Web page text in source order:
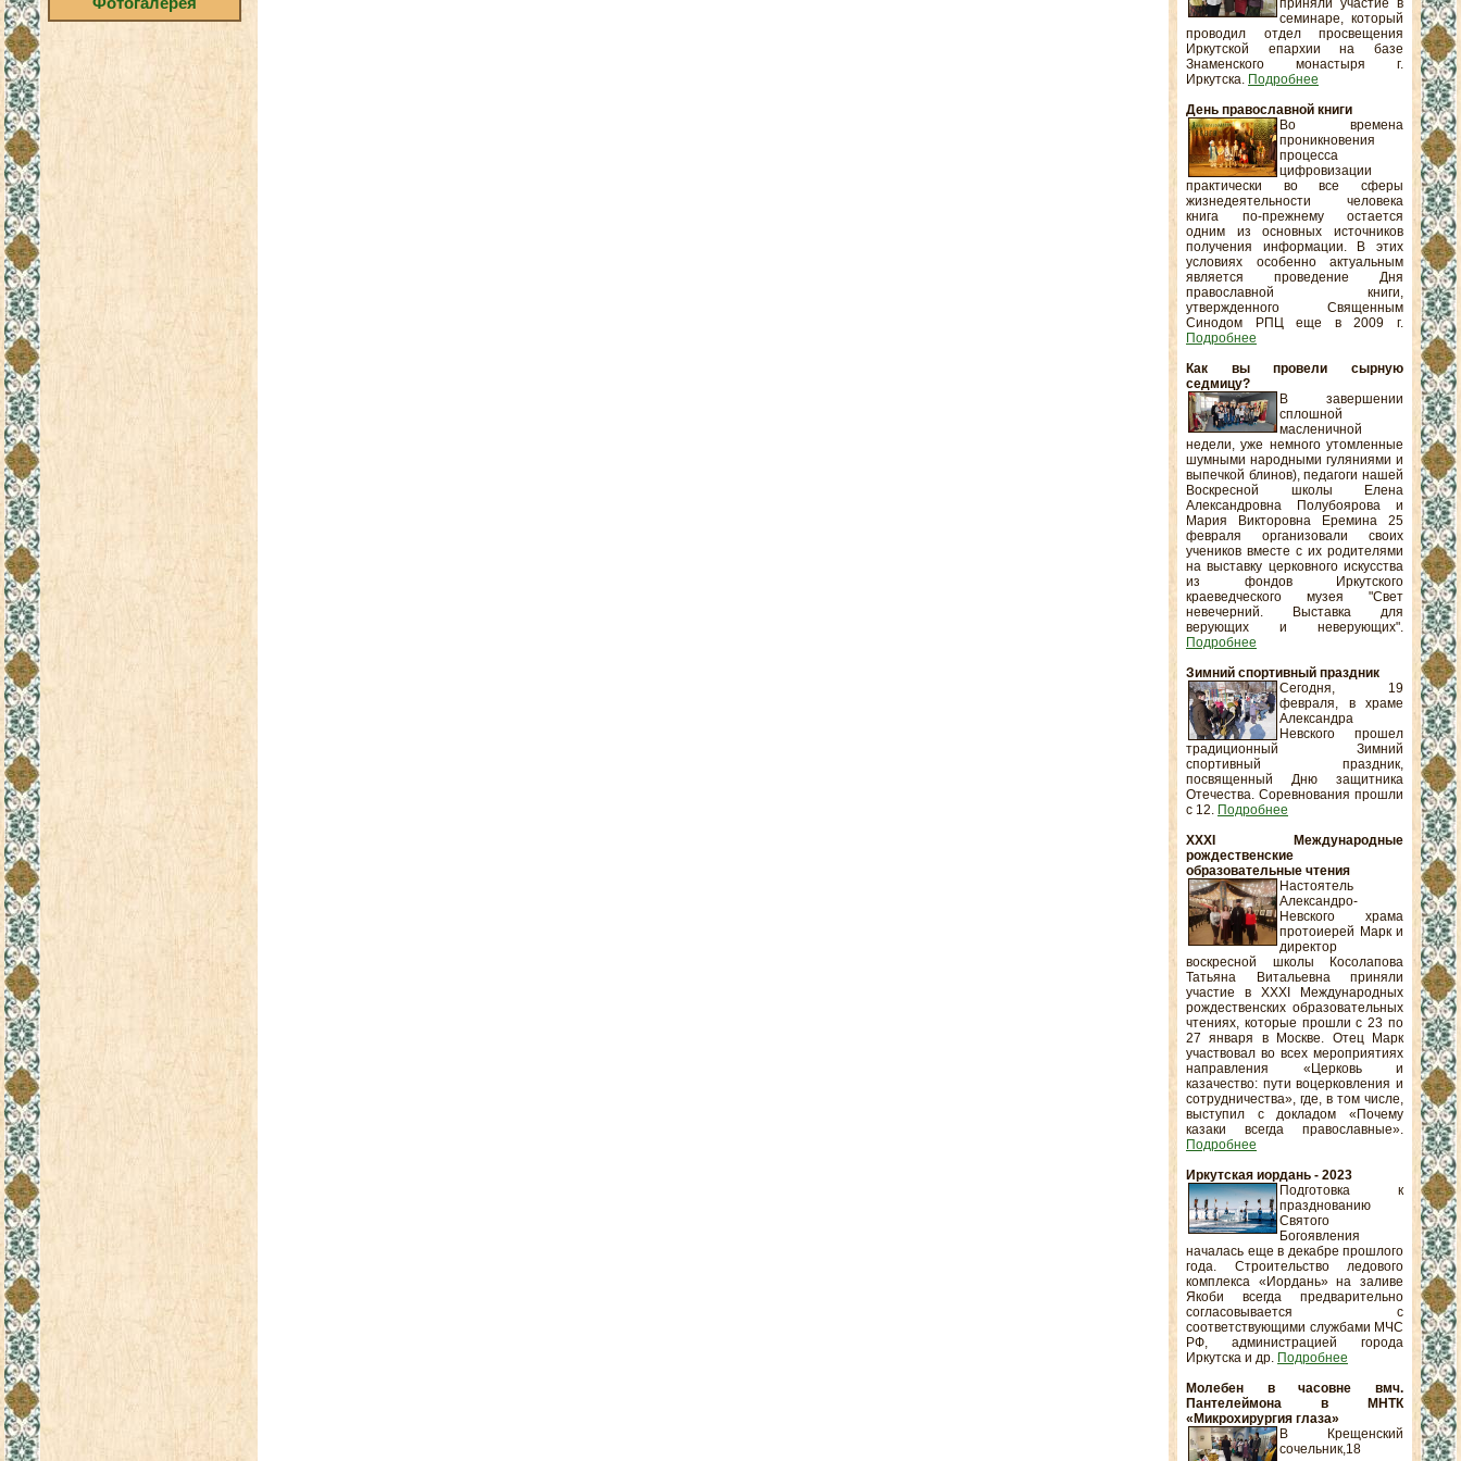
приняли участие в
семинаре, который
проводил отдел просвещения
Иркутской епархии на базе
Знаменского монастыря г.
Иркутска. Подробнее
День православной книги
Во времена
проникновения
процесса
цифровизации
практически во все сферы
жизнедеятельности человека
книга по-прежнему остается
одним из основных источников
получения информации. В этих
условиях особенно актуальным
является проведение Дня
православной книги,
утвержденного Священным
Синодом РПЦ еще в 2009 г.
Подробнее
Как вы провели сырную
седмицу?
В завершении
сплошной
масленичной
недели, уже немного утомленные
шумными народными гуляниями и
выпечкой блинов), педагоги нашей
Воскресной школы Елена
Александровна Полубоярова и
Мария Викторовна Еремина 25
февраля организовали своих
учеников вместе с их родителями
на выставку церковного искусства
из фондов Иркутского
краеведческого музея "Свет
невечерний. Выставка для
верующих и неверующих".
Подробнее
Зимний спортивный праздник
Сегодня, 19
февраля, в храме
Александра
Невского прошел
традиционный Зимний
спортивный праздник,
посвященный Дню защитника
Отечества. Соревнования прошли
с 12. Подробнее
XXXI Международные
рождественские
образовательные чтения
Настоятель
Александро-
Невского храма
протоиерей Марк и
директор
воскресной школы Косолапова
Татьяна Витальевна приняли
участие в XXXI Международных
рождественских образовательных
чтениях, которые прошли с 23 по
27 января в Москве. Отец Марк
участвовал во всех мероприятиях
направления «Церковь и
казачество: пути воцерковления и
сотрудничества», где, в том числе,
выступил с докладом «Почему
казаки всегда православные».
Подробнее
Иркутская иордань - 2023
Подготовка к
празднованию
Святого
Богоявления
началась еще в декабре прошлого
года. Строительство ледового
комплекса «Иордань» на заливе
Якоби всегда предварительно
согласовывается с
соответствующими службами МЧС
РФ, администрацией города
Иркутска и др. Подробнее
Молебен в часовне вмч.
Пантелеймона в МНТК
«Микрохирургия глаза»
В Крещенский
сочельник,18